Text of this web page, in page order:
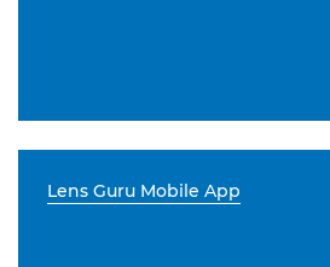
Lens Guru Mobile App